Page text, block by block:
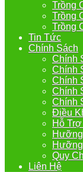
Trồng
Trồng
Trồng
Tin Tức
Chính Sách
Chính
Chính
Chính
Chính
Chính
Điều
Hỗ
Quy
Liên Hệ